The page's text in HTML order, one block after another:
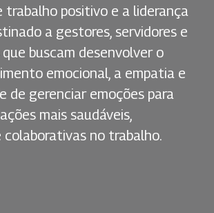
trabalho positivo e a liderança
a gestores, servidores e
que buscam desenvolver o
emocional, a empatia e
de gerenciar emoções para
mais saudáveis,
colaborativas no trabalho.